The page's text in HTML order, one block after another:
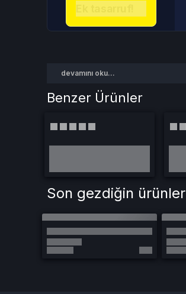
devamını oku...
Benzer Ürünler
Son gezdiğin ürünler